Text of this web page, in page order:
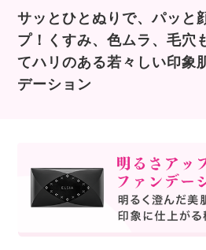
サッとひとぬりで、パッと
プ！くすみ、色ムラ、毛穴
てハリのある若々しい印象
デーション